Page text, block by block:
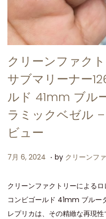
クリーンファク
サブマリーナー
ルド 41mm ブル
ラミックベゼル
ビュー
P
s
t
e
7月 6, 2024 7
6
,
2
. by クリーンフ
クリーンファクトリーによる
コンビゴールド 41mm ブルー
レプリカは、その精緻な再現